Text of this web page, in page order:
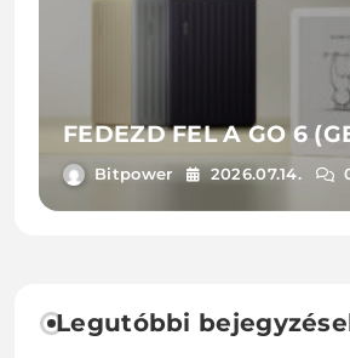
FEDEZD FEL A GO 6
Bitpower 2026.07.14.
Legutóbbi